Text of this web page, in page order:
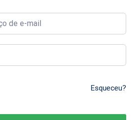
Esqueceu?